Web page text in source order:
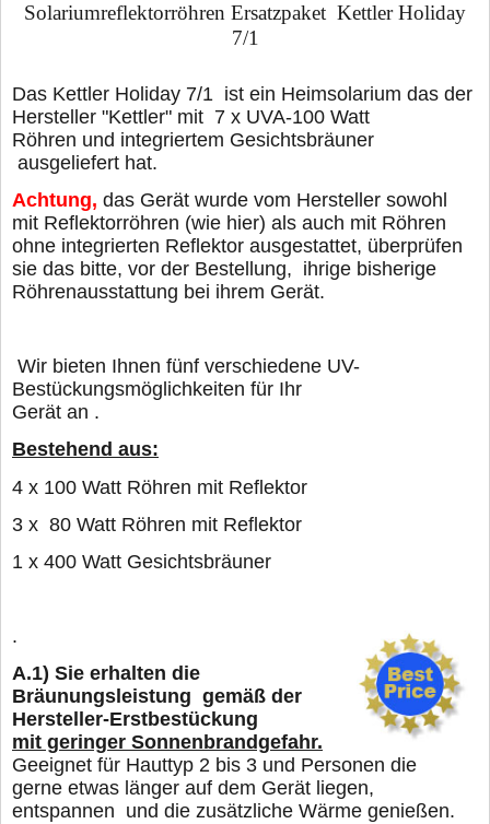
Solariumreflektorröhren Ersatzpaket Kettler Holiday
7/1
Das Kettler Holiday 7/1 ist ein Heimsolarium das der
Hersteller "Kettler" mit 7 x UVA-100 Watt
Röhren und integriertem Gesichtsbräuner
ausgeliefert hat.
Achtung, das Gerät wurde vom Hersteller sowohl
mit Reflektorröhren (wie hier) als auch mit Röhren
ohne integrierten Reflektor ausgestattet, überprüfen
sie das bitte, vor der Bestellung, ihrige bisherige
Röhrenausstattung bei ihrem Gerät.
Wir bieten Ihnen fünf verschiedene UV-
Bestückungsmöglichkeiten für Ihr
Gerät an .
Bestehend aus:
4 x 100 Watt Röhren mit Reflektor
3 x 80 Watt Röhren mit Reflektor
1 x 400 Watt Gesichtsbräuner
.
A.1) Sie erhalten die
Bräunungsleistung gemäß der
Hersteller-Erstbestückung
mit geringer Sonnenbrandgefahr.
Geeignet für Hauttyp 2 bis 3 und Personen die
gerne etwas länger auf dem Gerät liegen,
entspannen und die zusätzliche Wärme genießen.